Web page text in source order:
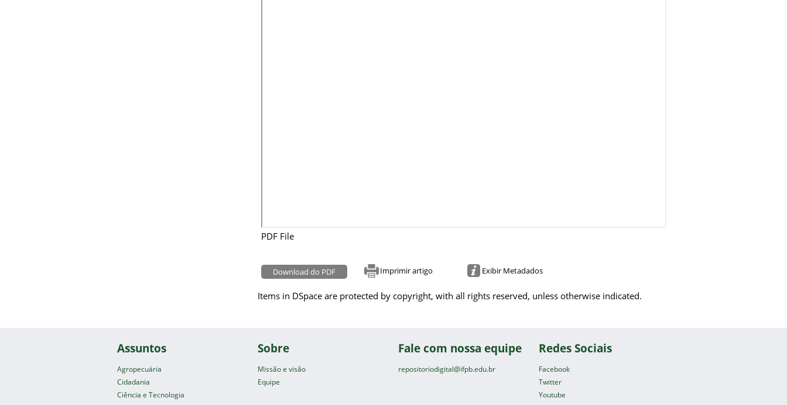
PDF File
Download do PDF Imprimir artigo Exibir Metadados
Items in DSpace are protected by copyright, with all rights reserved, unless otherwise indicated.
Assuntos
Agropecuária
Cidadania
Ciência e Tecnologia
Sobre
Missão e visão
Equipe
Fale com nossa equipe
repositoriodigital@ifpb.edu.br
Redes Sociais
Facebook
Twitter
Youtube